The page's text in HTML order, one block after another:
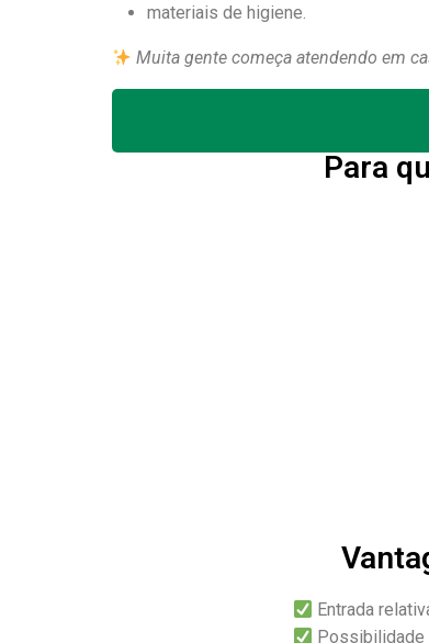
materiais de higiene.
Muita gente começa atendendo em
Para
Entrada
Possibilidade